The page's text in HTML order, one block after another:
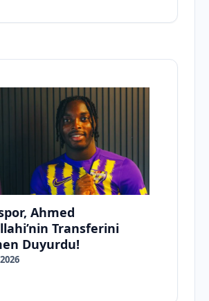
Ahmed
Transferini
Duyurdu!